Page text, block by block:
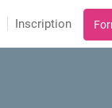
Inscription